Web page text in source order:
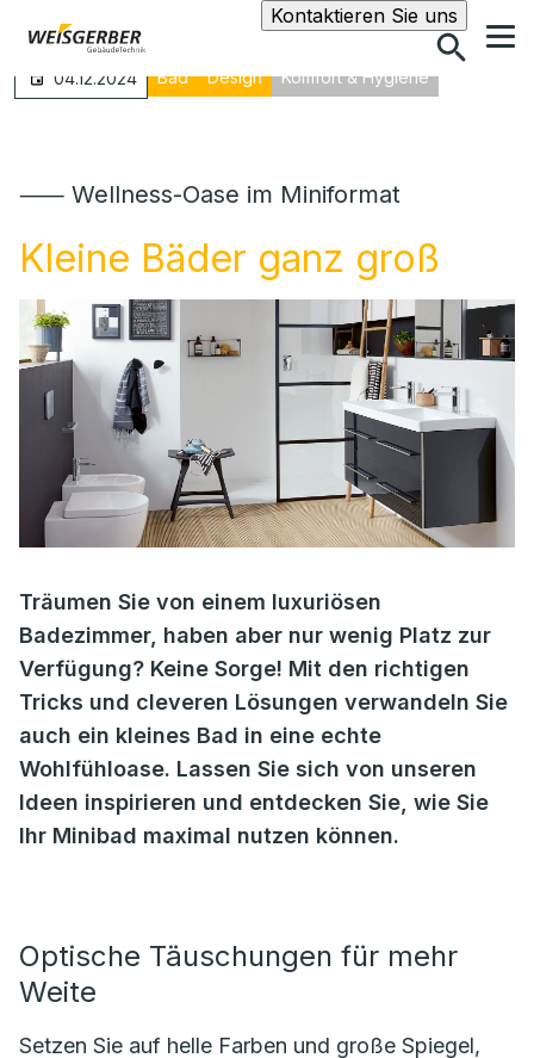
Kontaktieren Sie unsSuche
04.12.2024 Bad Design Komfort & Hygiene
⸺ Wellness-Oase im Miniformat
Kleine Bäder ganz groß
Träumen Sie von einem luxuriösen
Badezimmer, haben aber nur wenig Platz zur
Verfügung? Keine Sorge! Mit den richtigen
Tricks und cleveren Lösungen verwandeln Sie
auch ein kleines Bad in eine echte
Wohlfühloase. Lassen Sie sich von unseren
Ideen inspirieren und entdecken Sie, wie Sie
Ihr Minibad maximal nutzen können.
Optische Täuschungen für mehr
Weite
Setzen Sie auf helle Farben und große Spiegel,